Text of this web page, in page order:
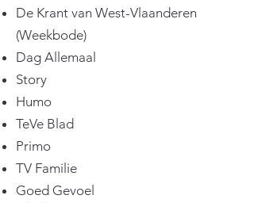
De Krant van West-Vlaanderen
(Weekbode)
Dag Allemaal
Story
Humo
TeVe Blad
Primo
TV Familie
Goed Gevoel